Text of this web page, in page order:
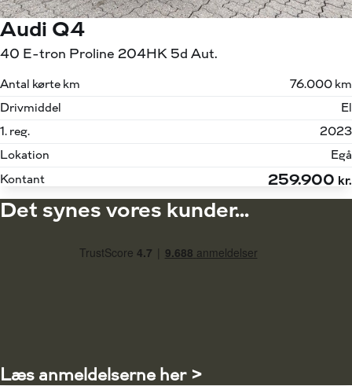
Audi Q4
40 E-tron Proline 204HK 5d Aut.
Antal kørte km
76.000 km
Drivmiddel
El
1. reg.
2023
Lokation
Egå
Kontant
259.900 kr.
Det synes vores kunder...
Læs anmeldelserne her >